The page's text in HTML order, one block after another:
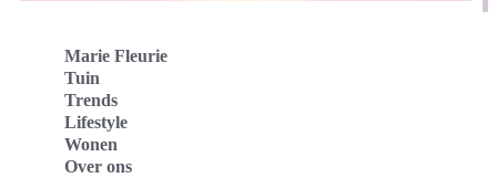
Marie Fleurie
Tuin
Trends
Lifestyle
Wonen
Over ons